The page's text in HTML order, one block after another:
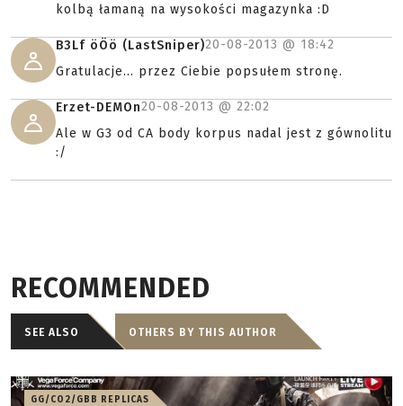
kolbą łamaną na wysokości magazynka :D
B3Lf öÖö (LastSniper)20-08-2013 @ 18:42
Gratulacje... przez Ciebie popsułem stronę.
Erzet-DEMOn20-08-2013 @ 22:02
Ale w G3 od CA body korpus nadal jest z gównolitu
:/
RECOMMENDED
SEE ALSO OTHERS BY THIS AUTHOR
GG/CO2/GBB REPLICAS